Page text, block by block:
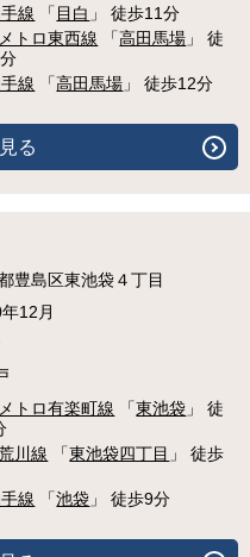
線 「 目白 」 徒歩11分
トロ東西線 「高田馬場 」 徒
線 「高田馬場 」 徒歩12分
る
豊島区東池袋４丁目
12月
トロ有楽町線 「東池袋 」 徒
川線 「東池袋四丁目 」 徒歩
線 「池袋 」 徒歩9分